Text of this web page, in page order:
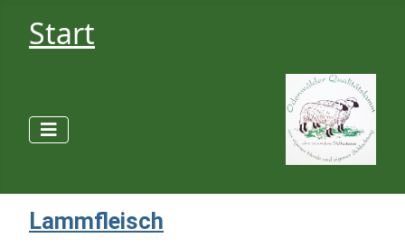
Start
Lammfleisch